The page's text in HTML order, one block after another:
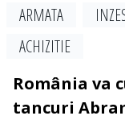
ARMATA
ACHIZITIE
România va
tancuri